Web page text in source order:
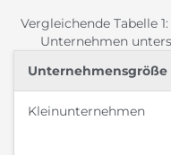
Vergleichende Tabelle
Unternehmen
Unternehmensgröße
Kleinunternehmen